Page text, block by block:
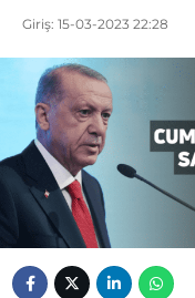
Giriş: 15-03-2023 22:28